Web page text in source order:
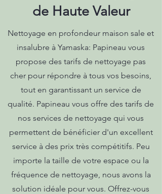
de Haute Valeur
Nettoyage en profondeur maison sale et
insalubre à Yamaska: Papineau vous
propose des tarifs de nettoyage pas
cher pour répondre à tous vos besoins,
tout en garantissant un service de
qualité. Papineau vous offre des tarifs de
nos services de nettoyage qui vous
permettent de bénéficier d'un excellent
service à des prix très compétitifs. Peu
importe la taille de votre espace ou la
fréquence de nettoyage, nous avons la
solution idéale pour vous. Offrez-vous